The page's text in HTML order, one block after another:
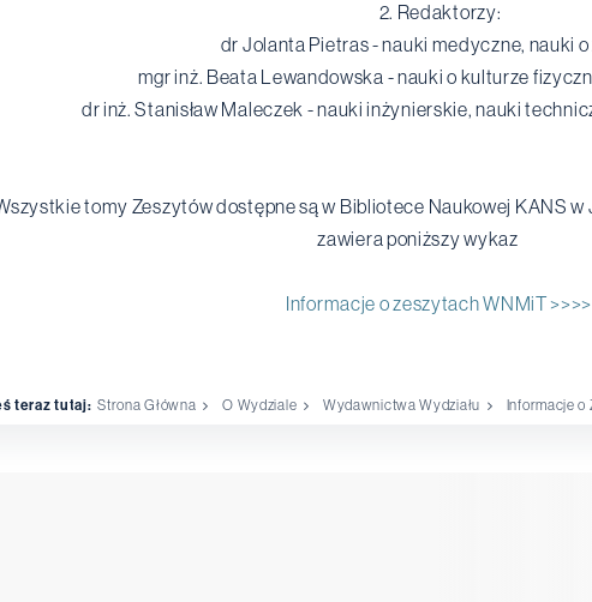
2. Redaktorzy:
dr Jolanta Pietras - nauki medyczne, nauki
mgr inż. Beata Lewandowska - nauki o kulturze
dr inż. Stanisław Maleczek - nauki inżynierskie, nauki
tomy Zeszytów dostępne są w Bibliotece Naukowej KANS w
zawiera poniższy wykaz
Informacje o zeszytach WNMiT >>>>
teraz tutaj: Strona Główna O Wydziale Wydawnictwa Wydziału Informacje o